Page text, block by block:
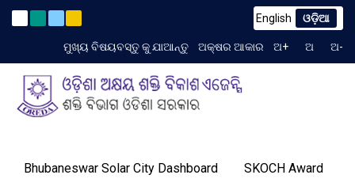
English ଓଡ଼ିଆ
ମୁଖ୍ୟ ବିଷୟବସ୍ତୁ କୁ ଯାଆନ୍ତୁ ଅକ୍ଷର ଆକାର ଅ+ ଅ ଅ-
Bhubaneswar Solar City Dashboard SKOCH Award
ଓରେଡା
ପ୍ରୋଗ୍ରାମ୍
ଟେଣ୍ଡର
ଆମର
ଜ୍ଞାନ
ସଫଳତା
ଗ୍ୟାଲେରୀ
Latest News (English)
TIME 2:48:42 AM
(English) Selection Of